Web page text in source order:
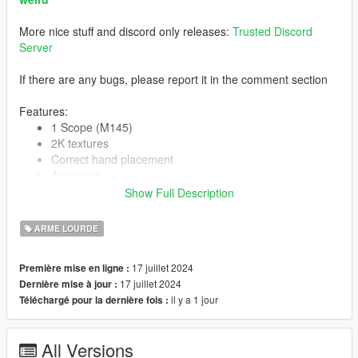
More nice stuff and discord only releases: Trusted Discord
Server
If there are any bugs, please report it in the comment section
Features:
1 Scope (M145)
2K textures
Correct hand placement
Collisions work
-- Replaces combat mg --
Version 1.0:
Release
Show Full Description
ARME LOURDE
Première mise en ligne : 17 juillet 2024
Dernière mise à jour : 17 juillet 2024
Téléchargé pour la dernière fois : il y a 1 jour
All Versions